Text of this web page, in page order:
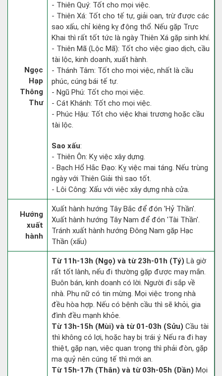
Ngọc
Hạp
Thông
Thư
- Thiên Quý: Tốt cho mọi việc.
- Thiên Xá: Tốt cho tế tự, giải oan, trừ được các
sao xấu, chỉ kiêng kỵ động thổ. Nếu gặp Trực
Khai thì rất tốt tức là ngày Thiên Xá gặp sinh khí.
- Thiên Mã (Lộc Mã): Tốt cho việc giao dịch, cầu
tài lộc, kinh doanh, xuất hành.
- Thánh Tâm: Tốt cho mọi việc, nhất là cầu
phúc, cúng bái tế tự.
- Ngũ Phú: Tốt cho mọi việc.
- Cát Khánh: Tốt cho mọi việc.
- Phúc Hậu: Tốt cho việc khai trương hoặc cầu
tài lộc.
Sao xấu:
- Thiên Ôn: Kỵ việc xây dựng.
- Bạch Hổ Hắc Đạo: Kỵ việc mai táng. Nếu trùng
ngày với Thiên Giải thì sao tốt.
- Lôi Công: Xấu với việc xây dựng nhà cửa.
Hướng
xuất
hành
Xuất hành hướng Tây Bắc để đón 'Hỷ Thần'.
Xuất hành hướng Tây Nam để đón 'Tài Thần'.
Tránh xuất hành hướng Đông Nam gặp Hạc
Thần (xấu)
Từ 11h-13h (Ngọ) và từ 23h-01h (Tý) Là giờ
rất tốt lành, nếu đi thường gặp được may mắn.
Buôn bán, kinh doanh có lời. Người đi sắp về
nhà. Phụ nữ có tin mừng. Mọi việc trong nhà
đều hòa hợp. Nếu có bệnh cầu thì sẽ khỏi, gia
đình đều mạnh khỏe.
Từ 13h-15h (Mùi) và từ 01-03h (Sửu) Cầu tài
thì không có lợi, hoặc hay bị trái ý. Nếu ra đi hay
thiệt, gặp nạn, việc quan trọng thì phải đòn, gặp
ma quỷ nên cúng tế thì mới an.
Từ 15h-17h (Thân) và từ 03h-05h (Dần) Mọi